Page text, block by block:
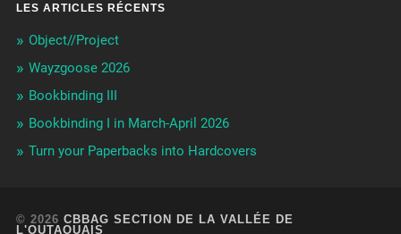
LES ARTICLES RÉCENTS
Object//Project
Wayzgoose 2026
Bookbinding III
Bookbinding I in March-April 2026
Turn your Paperbacks into Hardcovers
© 2026 CBBAG SECTION DE LA VALLÉE DE
L'OUTAOUAIS